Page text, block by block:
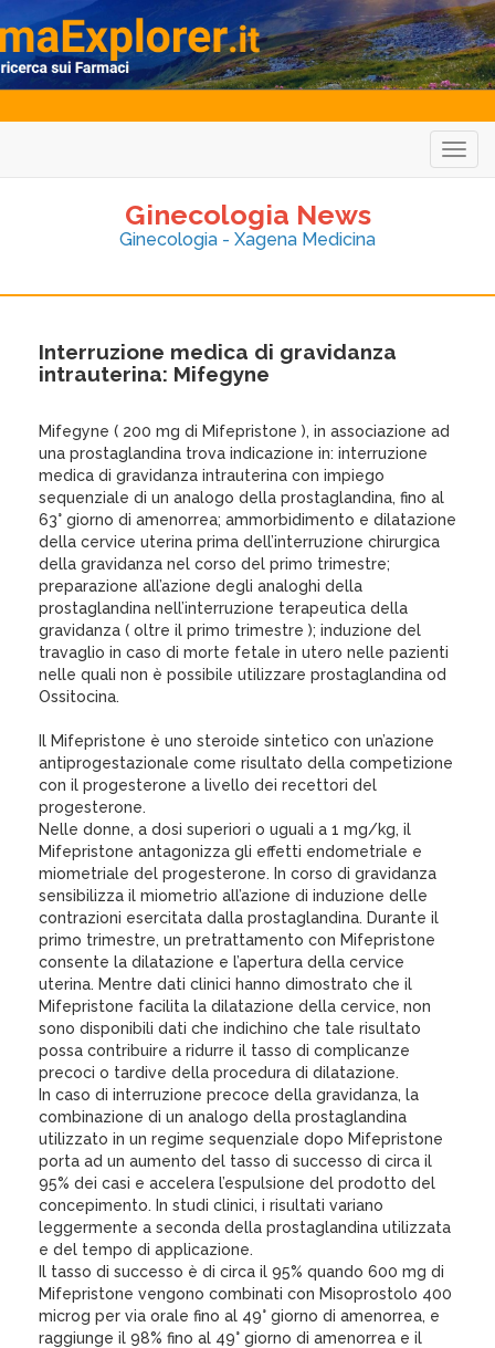
Ginecologia News
Ginecologia - Xagena Medicina
Interruzione medica di gravidanza
intrauterina: Mifegyne
Mifegyne ( 200 mg di Mifepristone ), in associazione ad
una prostaglandina trova indicazione in: interruzione
medica di gravidanza intrauterina con impiego
sequenziale di un analogo della prostaglandina, fino al
63° giorno di amenorrea; ammorbidimento e dilatazione
della cervice uterina prima dell’interruzione chirurgica
della gravidanza nel corso del primo trimestre;
preparazione all’azione degli analoghi della
prostaglandina nell’interruzione terapeutica della
gravidanza ( oltre il primo trimestre ); induzione del
travaglio in caso di morte fetale in utero nelle pazienti
nelle quali non è possibile utilizzare prostaglandina od
Ossitocina.
Il Mifepristone è uno steroide sintetico con un’azione
antiprogestazionale come risultato della competizione
con il progesterone a livello dei recettori del
progesterone.
Nelle donne, a dosi superiori o uguali a 1 mg/kg, il
Mifepristone antagonizza gli effetti endometriale e
miometriale del progesterone. In corso di gravidanza
sensibilizza il miometrio all’azione di induzione delle
contrazioni esercitata dalla prostaglandina. Durante il
primo trimestre, un pretrattamento con Mifepristone
consente la dilatazione e l’apertura della cervice
uterina. Mentre dati clinici hanno dimostrato che il
Mifepristone facilita la dilatazione della cervice, non
sono disponibili dati che indichino che tale risultato
possa contribuire a ridurre il tasso di complicanze
precoci o tardive della procedura di dilatazione.
In caso di interruzione precoce della gravidanza, la
combinazione di un analogo della prostaglandina
utilizzato in un regime sequenziale dopo Mifepristone
porta ad un aumento del tasso di successo di circa il
95% dei casi e accelera l’espulsione del prodotto del
concepimento. In studi clinici, i risultati variano
leggermente a seconda della prostaglandina utilizzata
e del tempo di applicazione.
Il tasso di successo è di circa il 95% quando 600 mg di
Mifepristone vengono combinati con Misoprostolo 400
microg per via orale fino al 49° giorno di amenorrea, e
raggiunge il 98% fino al 49° giorno di amenorrea e il